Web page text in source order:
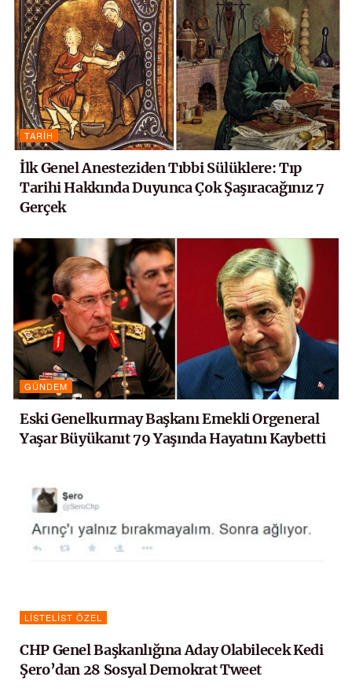
TARIH
İlk Genel Anesteziden Tıbbi Sülüklere: Tıp
Tarihi Hakkında Duyunca Çok Şaşıracağınız 7
Gerçek
GÜNDEM
Eski Genelkurmay Başkanı Emekli Orgeneral
Yaşar Büyükanıt 79 Yaşında Hayatını Kaybetti
LISTELIST ÖZEL
CHP Genel Başkanlığına Aday Olabilecek Kedi
Şero’dan 28 Sosyal Demokrat Tweet